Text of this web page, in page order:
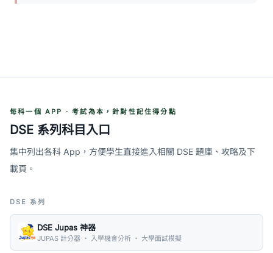
每科一個 APP · 考試為本，針對性記住得分點
DSE 系列科目入口
集中列出各科 App，方便學生直接進入相關 DSE 題庫、攻略及下
載頁。
DSE 系列
DSE Jupas 神器
JUPAS 計分器 ・ 入學機會分析 ・ 大學面試模擬